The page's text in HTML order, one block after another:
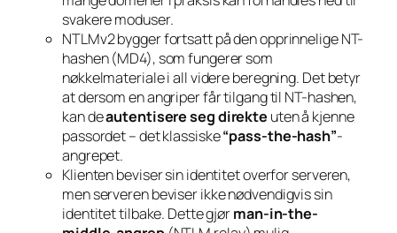
svakere moduser.
NTLMv2 bygger fortsatt på den opprinnelige NT-
hashen (MD4), som fungerer som
nøkkelmateriale i all videre beregning. Det betyr
at dersom en angriper får tilgang til NT-hashen,
kan deautentisere seg direkte uten å kjenne
passordet – det klassiske“pass-the-hash”-
angrepet.
Klienten beviser sin identitet overfor serveren,
men serveren beviser ikke nødvendigvis sin
identitet tilbake. Dette gjørman-in-the-